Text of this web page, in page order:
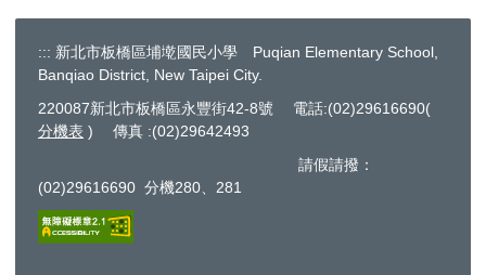
::: 新北市板橋區埔墘國民小學 Puqian Elementary School,
Banqiao District, New Taipei City.
220087新北市板橋區永豐街42-8號 電話:(02)29616690(
分機表 ) 傳真 :(02)29642493
請假請撥：
(02)29616690 分機280、281